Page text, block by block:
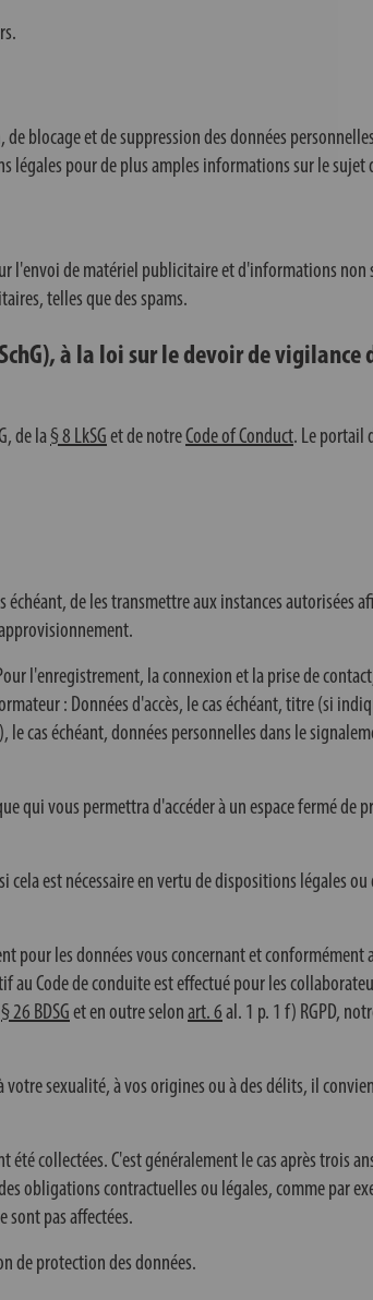
blocage et de suppression des données
pour de plus amples informations sur le sujet
de matériel publicitaire et d'informations non
telles que des spams.
à la loi sur le devoir de vigilance
de la§ 8 LkSG et de notreCode of Conduct. Le portail
de les transmettre aux instances autorisées
l'enregistrement, la connexion et la prise de
: Données d'accès, le cas échéant, titre (si
cas échéant, données personnelles dans le
qui vous permettra d'accéder à un espace fermé de
est nécessaire en vertu de dispositions légales
pour les données vous concernant et
au Code de conduite est effectué pour les
§ 26 BDSG et en outre selon art. 6 al. 1 p. 1 f) RGPD,
sexualité, à vos origines ou à des délits, il
collectées. C'est généralement le cas après trois
obligations contractuelles ou légales, comme par
sont pas affectées.
de protection des données.